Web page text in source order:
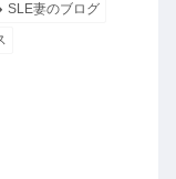
SLE妻のブログ